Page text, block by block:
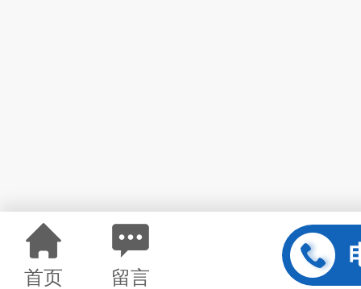
首页 留言